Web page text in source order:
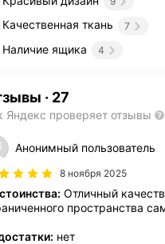
Качественная ткань 7
Наличие ящика 4
· 27
Яндекс проверяет отзывы
Анонимный пользователь
8 ноября 2025
Отличный
пространства
нет